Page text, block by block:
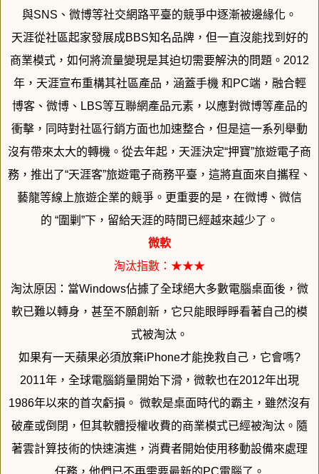
與SNS、 微博等社交網路平臺的競爭中逐漸被邊緣化。
天涯從社區起家發展成BBS知名品牌， 但一直沒能找到好的
商業模式， 如何將流量變現是其迫切需要解決的問題。2012
年， 天涯宣布重構其社區產品，涵蓋手機 和PC端，融合輕
博客、微博、LBS等互聯網產品元素， 以應對微博等產品的
衝擊，同時對社區行銷方面也加速整合， 但是這一系列舉動
沒有帶來太大的轉機。從去年起，天涯決定“押寶”旅遊電子商
務，推出了“天涯客”旅遊電子商務平臺， 這將直面來自攜程、
藝龍等線上旅遊企業的競爭。更重要的是， 在微博、微信
的 “圍剿”下，留給天涯的時間已經越來越少了。
微軟
淘汰指數：★★★
淘汰原因：當Windows佔據了全球絕大多數電腦桌面後， 微
軟已難以轉身，甚至不願創新， 它只能眼睜睜看著自己的模
式被淘汰。
如果有一天蘋果必須放棄iPhone才能挽救自己，它會嗎?
2011年，全球電腦銷量開始下滑，微軟也在2012年出現
1986年以來的首次虧損。 微軟是桌面時代的霸主，雖然沒有
破產或倒閉， 但其軟體授權收費的商業模式已經被淘汰。 隨
著雲計算技術的快速演進，消費者開始使用移動設備來處理
任務， 他們已不再需要最新的PC電腦了。